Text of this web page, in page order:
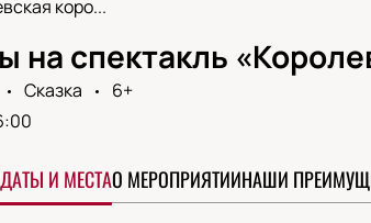
коро...
на спектакль
Сказка
6+
И МЕСТАО МЕРОПРИЯТИИНАШИ